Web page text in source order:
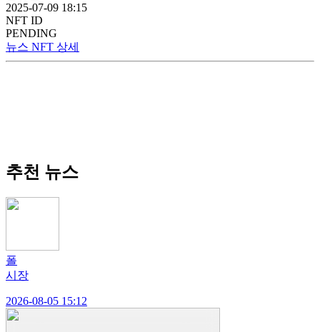
2025-07-09 18:15
NFT ID
PENDING
뉴스 NFT 상세
추천 뉴스
폴
시장
2026-08-05 15:12